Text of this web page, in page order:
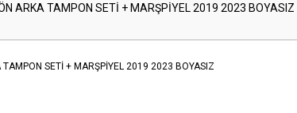
ARKA TAMPON SETİ + MARŞPİYEL 2019 2023 BOYASIZ